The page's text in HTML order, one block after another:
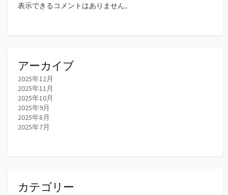
表示できるコメントはありません。
アーカイブ
2025年12月
2025年11月
2025年10月
2025年9月
2025年8月
2025年7月
カテゴリー